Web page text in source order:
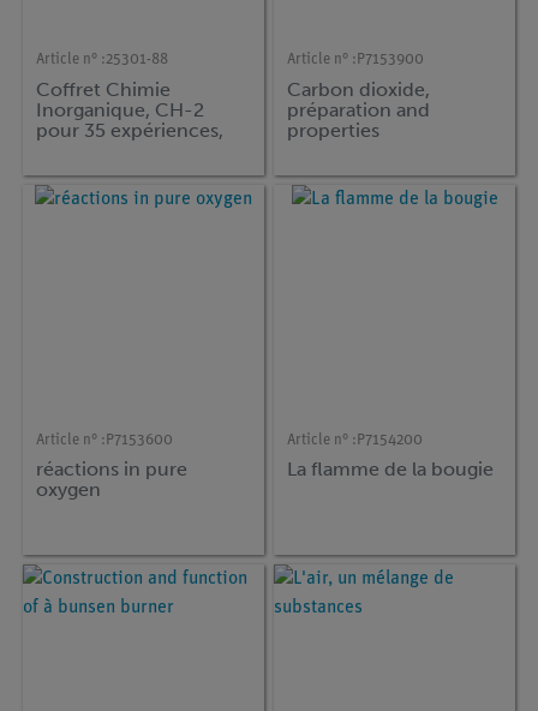
Article n° :25301-88
Coffret Chimie
Inorganique, CH-2
pour 35 expériences,
CH-1
Article n° : P7153900
Carbon dioxide,
préparation and
properties
Article n° : P7153600
réactions in pure
oxygen
Article n° : P7154200
La flamme de la bougie